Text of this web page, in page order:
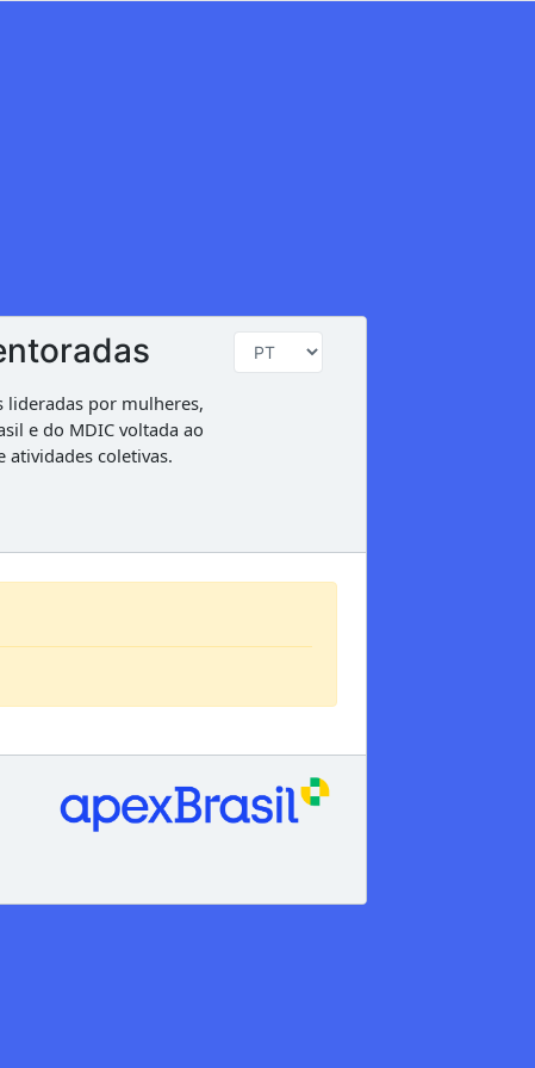
lideradas por mulheres,
e do MDIC voltada ao
coletivas.